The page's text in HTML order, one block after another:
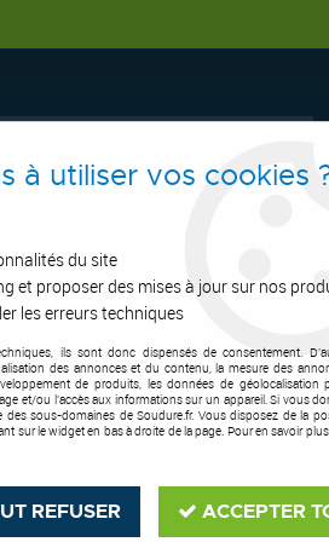
OUTILS DE COUPE SOUDURE E.P.I
de 4 lanières oranges pour écrans BEA
à utiliser vos cookies
du site
et proposer des mises à jour sur nos
les erreurs techniques
ils sont donc dispensés de consentement.
des annonces et du contenu, la mesure des
de produits, les données de géolocalisation
et/ou l'accès aux informations sur un appareil. Si vous
des sous-domaines de Soudure.fr. Vous disposez de la
sur le widget en bas à droite de la page. Pour en savoir
REFUSER ACCEPTER